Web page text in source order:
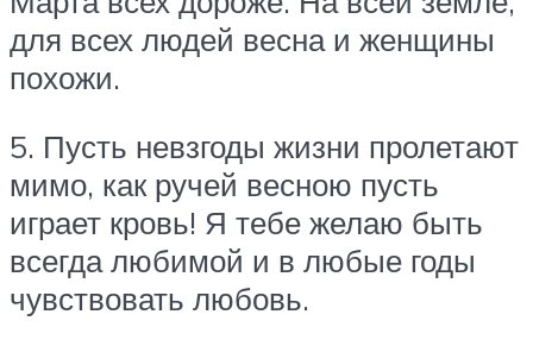
для всех людей весна и женщины
похожи.
5. Пусть невзгоды жизни пролетают
мимо, как ручей весною пусть
играет кровь! Я тебе желаю быть
всегда любимой и в любые годы
чувствовать любовь.